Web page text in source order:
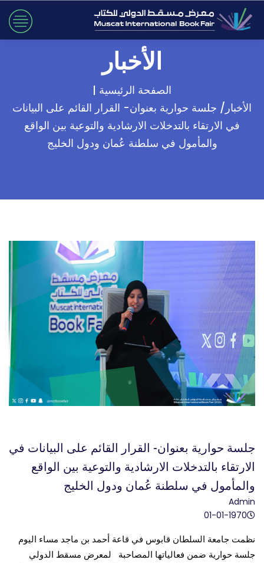
الأخبار
الصفحة الرئيسية |
الأخبار/ جلسة حوارية بعنوان- القرار القائم على البيانات
في الارتقاء بالتدخلات الارشادية والتوعية بين الواقع
والمأمول في سلطنة عُمان ودول الخليج
جلسة حوارية بعنوان- القرار القائم على البيانات في
الارتقاء بالتدخلات الارشادية والتوعية بين الواقع
والمأمول في سلطنة عُمان ودول الخليج
Admin
01-01-1970
نظمت جامعة السلطان قابوس في قاعة أحمد بن ماجد مساء اليوم
جلسة حوارية ضمن فعالياتها المصاحبة لمعرض مسقط الدولي